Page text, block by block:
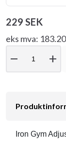
229 SEK
eks mva:
remove add
Iron Gym